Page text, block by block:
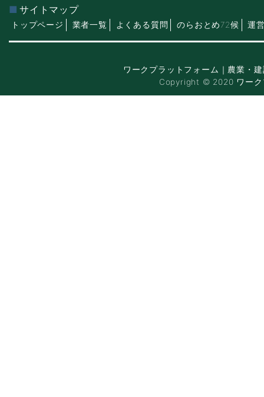
サイトマップ
トップページ 業者一覧 よくある質問 のらおとめ72候 運
ワークプラットフォーム｜農業・
Copyright © 2020 ワーク